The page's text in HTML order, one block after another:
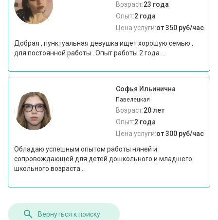
Возраст:23 года
Опыт:2 года
Цена услуги:от 350 руб/час
Добрая , пунктуальная девушка ищет хорошую семью ,
для постоянной работы . Опыт работы 2 года ...
Софья Ильинична
Павелецкая
Возраст:20 лет
Опыт:2 года
Цена услуги:от 300 руб/час
Обладаю успешным опытом работы няней и
сопровождающей для детей дошкольного и младшего
школьного возраста...
Вернуться к поиску